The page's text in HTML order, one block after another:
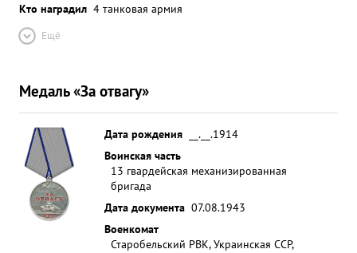
Кто наградил 4 танковая армия
Ещё
Медаль «За отвагу»
Дата рождения
__.__.1914
Воинская часть
13 гвардейская механизированная
бригада
Дата документа 07.08.1943
Военкомат
Старобельский РВК, Украинская ССР,